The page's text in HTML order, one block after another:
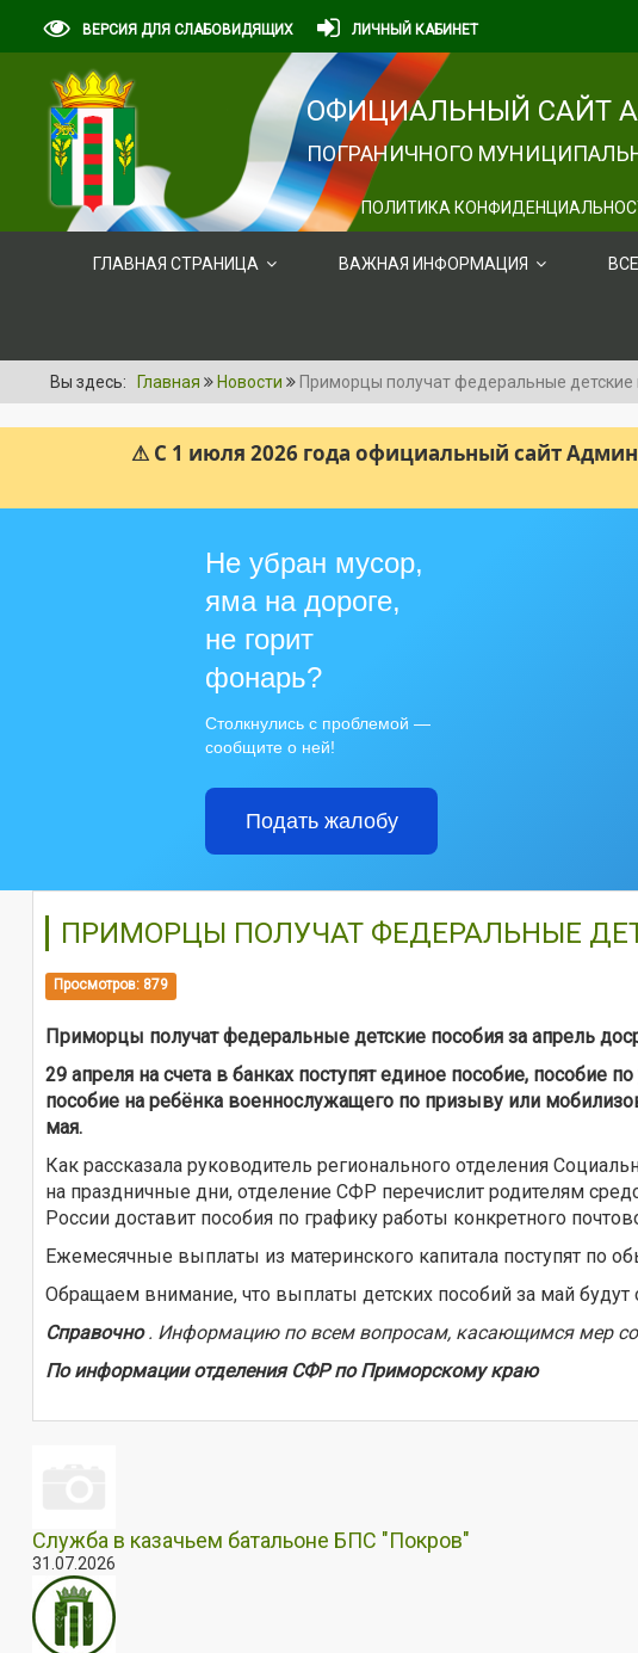
ВЕРСИЯ ДЛЯ СЛАБОВИДЯЩИХ ЛИЧНЫЙ КАБИНЕТ
ОФИЦИАЛЬНЫЙ САЙТ
ПОГРАНИЧНОГО
ПОЛИТИКА
ГЛАВНАЯ СТРАНИЦА ВАЖНАЯ ИНФОРМАЦИЯ
Вы здесь: Главная Новости Приморцы получат федеральные детские
⚠ С 1 июля 2026 года официальный сайт
Не убран мусор,
яма на дороге,
не горит
фонарь?
Столкнулись с проблемой —
сообщите о ней!
Подать жалобу
ПРИМОРЦЫ ПОЛУЧАТ ФЕДЕРАЛЬНЫЕ
Просмотров: 879
Приморцы получат федеральные детские пособия за апрель
29 апреля на счета в банках поступят единое пособие, пособие
пособие на ребёнка военнослужащего по призыву или
мая.
Как рассказала руководитель регионального отделения
на праздничные дни, отделение СФР перечислит родителям
России доставит пособия по графику работы конкретного
Ежемесячные выплаты из материнского капитала поступят по
Обращаем внимание, что выплаты детских пособий за май
Справочно. Информацию по всем вопросам, касающимся мер
По информации отделения СФР по Приморскому краю
Служба в казачьем батальоне БПС "Покров"
31.07.2026